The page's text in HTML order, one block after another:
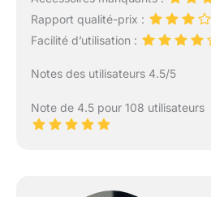
Rapport qualité-prix :
Facilité d’utilisation :
Notes des utilisateurs 4.5/5
Note de 4.5 pour 108 utilisateurs